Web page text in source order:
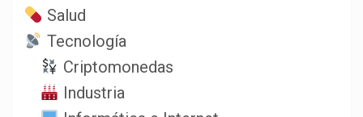
Salud
Tecnología
Criptomonedas
Industria